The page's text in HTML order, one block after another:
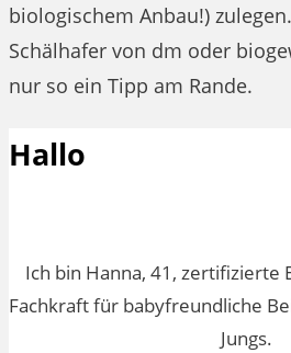
biologischem Anbau!)
Schälhafer von dm oder
nur so ein Tipp am Rande.
Hallo
Ich bin Hanna, 41, zertifizierte
Fachkraft für babyfreundliche
Jungs.